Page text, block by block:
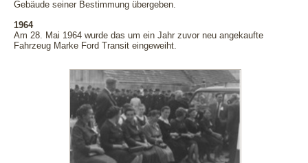
Gebäude seiner Bestimmung übergeben.
1964
Am 28. Mai 1964 wurde das um ein Jahr zuvor neu angekaufte
Fahrzeug Marke Ford Transit eingeweiht.